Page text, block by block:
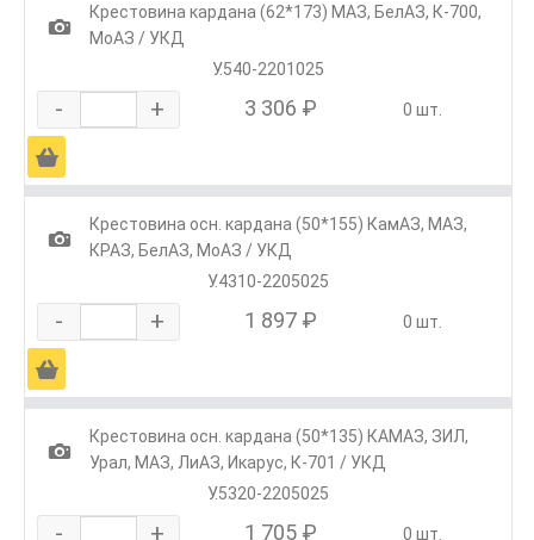
1
Крестовина кардана (62*173) МАЗ, БелАЗ, К-700,
МоАЗ / УКД
У.540-2201025
- + 3 306 ₽ 0 шт.
Ä
1
Крестовина осн. кардана (50*155) КамАЗ, МАЗ,
КРАЗ, БелАЗ, МоАЗ / УКД
У.4310-2205025
- + 1 897 ₽ 0 шт.
Ä
1
Крестовина осн. кардана (50*135) КАМАЗ, ЗИЛ,
Урал, МАЗ, ЛиАЗ, Икарус, К-701 / УКД
У.5320-2205025
- + 1 705 ₽ 0 шт.